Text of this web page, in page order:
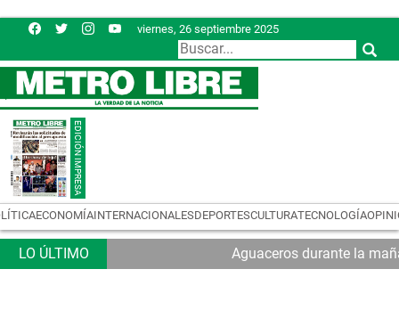
viernes, 26 septiembre 2025
ECONOMÍAINTERNACIONALESDEPORTESCULTURATECNOLOGÍA
Aguaceros durante la